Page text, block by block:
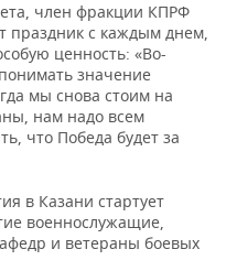
член фракции КПРФ
праздник с каждым днем,
ценность: «Во-
значение
мы снова стоим на
нам надо всем
что Победа будет за
в Казани стартует
военнослужащие,
и ветераны боевых